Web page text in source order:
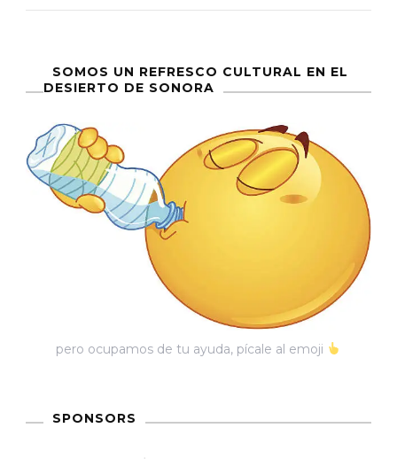
Escuela
Leona
SOMOS UN REFRESCO CULTURAL EN EL
DESIERTO DE SONORA
pero ocupamos de tu ayuda, pícale al emoji
SPONSORS